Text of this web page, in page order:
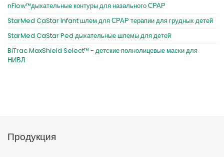
nFlow™дыхательные контуры для назального СРАР
StarMed CaStar Infant шлем для СРАР терапии для грудных детей
StarMed CaStar Ped дыхательные шлемы для детей
BiTrac MaxShield Select™ - детские полнолицевые маски для
НИВЛ
Продукция